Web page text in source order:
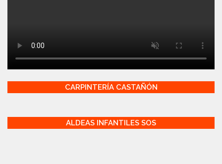
CARPINTERÍA CASTAÑÓN
ALDEAS INFANTILES SOS